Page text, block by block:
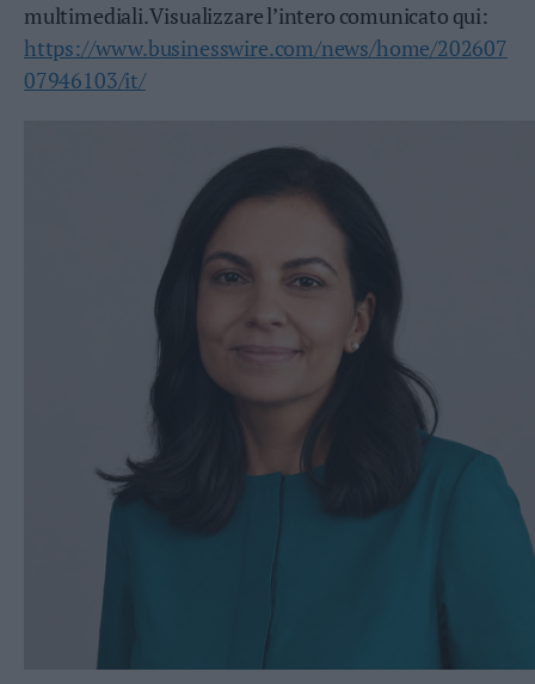
Lavis
–
Giudicarie
Rendena
Alto
Südtirol
multimediali. Visualizzare l’intero comunicato qui:
https://www.businesswire.com/news/home/202607
07946103/it/